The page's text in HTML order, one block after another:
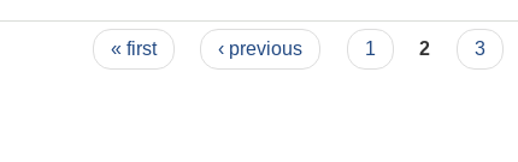
« first ‹ previous 1 2 3